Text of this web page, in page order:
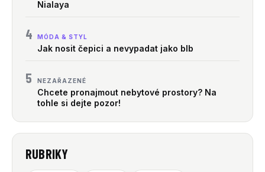
Nialaya
4 MÓDA & STYL
Jak nosit čepici a nevypadat jako blb
5 NEZAŘAZENÉ
Chcete pronajmout nebytové prostory? Na
tohle si dejte pozor!
RUBRIKY